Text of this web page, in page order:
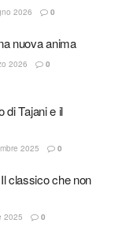
2026 0
nuova anima
2026 0
di Tajani e il
2025 0
classico che non
2025 0